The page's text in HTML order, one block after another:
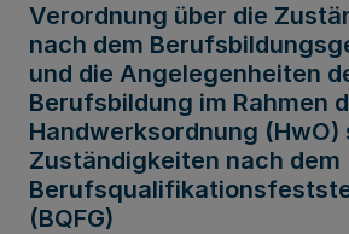
Verordnung über die
nach dem
und die Angelegenheiten
Berufsbildung im Rahmen
Handwerksordnung (HwO)
Zuständigkeiten nach dem
(BQFG)